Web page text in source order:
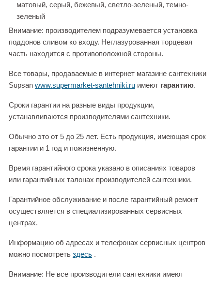
матовый, серый, бежевый, светло-зеленый, темно-
зеленый
Внимание: производителем подразумевается установка
поддонов сливом ко входу. Неглазурованная торцевая
часть находится с противоположной стороны.
Все товары, продаваемые в интернет магазине сантехники
Supsan www.supermarket-santehniki.ru имеют гарантию.
Сроки гарантии на разные виды продукции,
устанавливаются производителями сантехники.
Обычно это от 5 до 25 лет. Есть продукция, имеющая срок
гарантии и 1 год и пожизненную.
Время гарантийного срока указано в описаниях товаров
или гарантийных талонах производителей сантехники.
Гарантийное обслуживание и после гарантийный ремонт
осуществляется в специализированных сервисных
центрах.
Информацию об адресах и телефонах сервисных центров
можно посмотреть здесь .
Внимание: Не все производители сантехники имеют